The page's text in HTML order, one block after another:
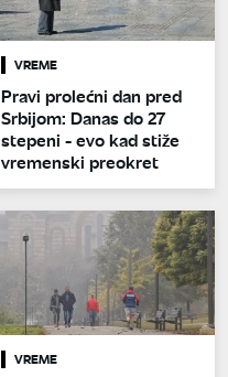
VREME
Pravi prolećni dan pred
Srbijom: Danas do 27
stepeni - evo kad stiže
vremenski preokret
VREME